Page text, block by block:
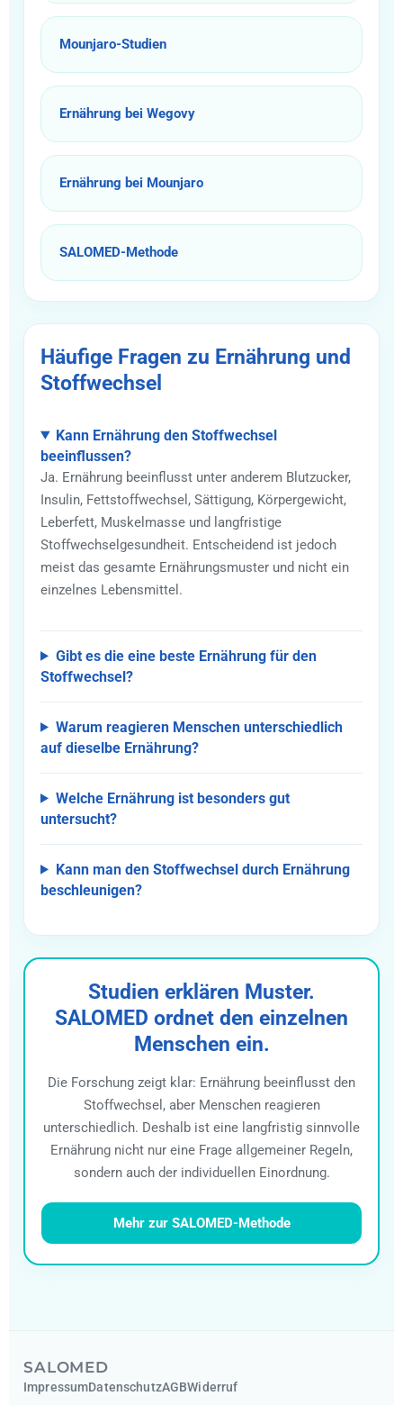
Mounjaro-Studien
Ernährung bei Wegovy
Ernährung bei Mounjaro
SALOMED-Methode
Häufige Fragen zu Ernährung und
Stoffwechsel
Kann Ernährung den Stoffwechsel
beeinflussen?
Ja. Ernährung beeinflusst unter anderem Blutzucker,
Insulin, Fettstoffwechsel, Sättigung, Körpergewicht,
Leberfett, Muskelmasse und langfristige
Stoffwechselgesundheit. Entscheidend ist jedoch
meist das gesamte Ernährungsmuster und nicht ein
einzelnes Lebensmittel.
Gibt es die eine beste Ernährung für den
Stoffwechsel?
Warum reagieren Menschen unterschiedlich
auf dieselbe Ernährung?
Welche Ernährung ist besonders gut
untersucht?
Kann man den Stoffwechsel durch Ernährung
beschleunigen?
Studien erklären Muster.
SALOMED ordnet den einzelnen
Menschen ein.
Die Forschung zeigt klar: Ernährung beeinflusst den
Stoffwechsel, aber Menschen reagieren
unterschiedlich. Deshalb ist eine langfristig sinnvolle
Ernährung nicht nur eine Frage allgemeiner Regeln,
sondern auch der individuellen Einordnung.
Mehr zur SALOMED-Methode
SALOMED
ImpressumDatenschutzAGBWiderruf